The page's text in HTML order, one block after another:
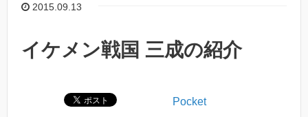
2015.09.13
イケメン戦国 三成の紹介
Pocket